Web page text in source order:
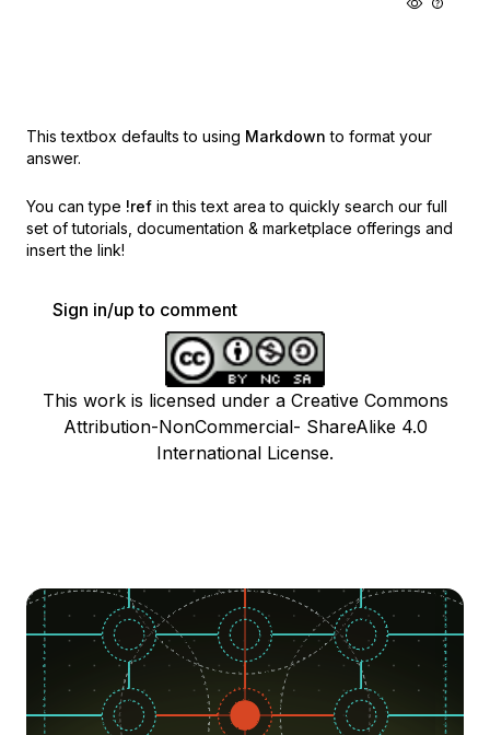
This textbox defaults to using Markdown to format your
answer.
You can type !ref in this text area to quickly search our full
set of tutorials, documentation & marketplace offerings and
insert the link!
Sign in/up to comment
This work is licensed under a Creative Commons
Attribution-NonCommercial- ShareAlike 4.0
International License.